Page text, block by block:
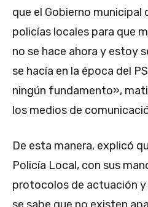
que el Gobierno municipal
policías locales para que
no se hace ahora y estoy
se hacía en la época del
ningún fundamento»,
los medios de
De esta manera, explicó
Policía Local, con sus
protocolos de actuación y